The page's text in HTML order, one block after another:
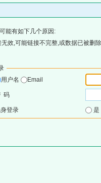
能有如下几个原因:
效,可能链接不完整,或数据已被删
用户名
Email
码
登录